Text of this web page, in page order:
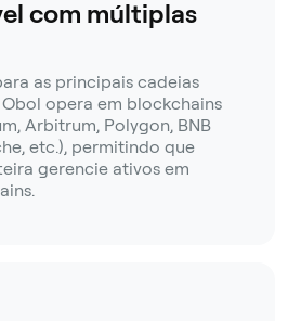
com múltiplas
as principais cadeias
opera em blockchains
Arbitrum, Polygon, BNB
etc.), permitindo que
gerencie ativos em